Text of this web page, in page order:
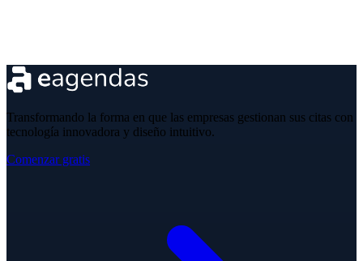
Transformando la forma en que las empresas gestionan sus citas con
tecnología innovadora y diseño intuitivo.
Comenzar gratis